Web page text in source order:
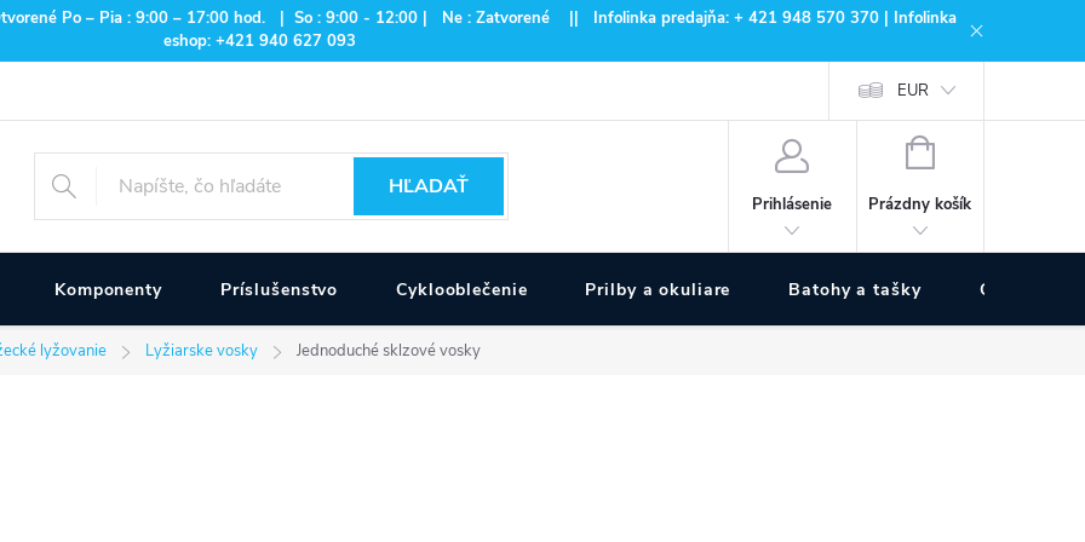
Po – Pia : 9:00 – 17:00 hod. | So : 9:00 - 12:00 | Ne : Zatvorené || Infolinka predajňa: + 421 948 570 370 | Infolinka
eshop: +421 940 627 093
EUR
HĽADAŤ
Prihlásenie
NÁKUPNÝ
Prázdny košík
Komponenty Príslušenstvo Cyklooblečenie Prilby a okuliare Batohy a tašky Outdoor
lyžovanie Lyžiarske vosky Jednoduché sklzové vosky